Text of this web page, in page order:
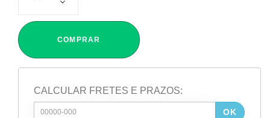
COMPRAR
CALCULAR FRETES E PRAZOS:
OK